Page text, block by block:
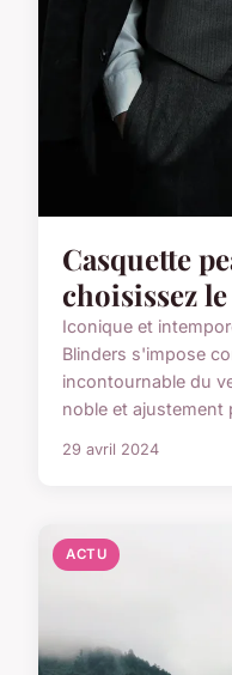
Casquette
choisissez
Iconique et
Blinders s'impose
incontournable du
noble et ajustement
29 avril 2024
ACTU